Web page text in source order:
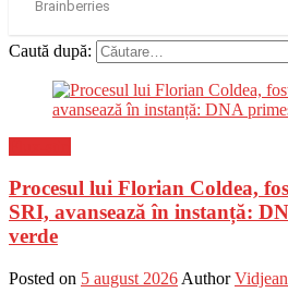
Caută după:
Procesul lui Florian Coldea,
SRI, avansează în instanță:
verde
Posted on 5 august 2026 Author